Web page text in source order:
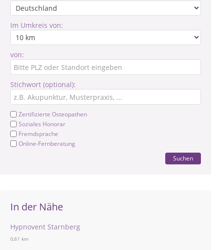
Im Umkreis von:
von:
Stichwort (optional):
Zertifizierte Osteopathen
Soziales Honorar
Fremdsprache
Online-Fernberatung
Suchen
In der Nähe
Hypnovent Starnberg
0,61 km